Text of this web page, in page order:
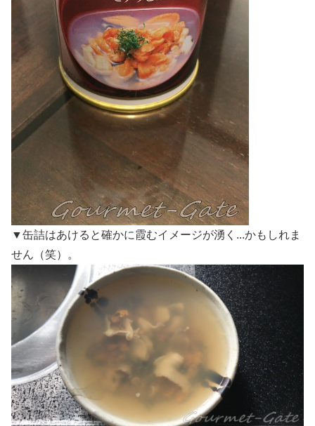
▼缶詰はあけると確かに霞むイメージが湧く...かもしれま
せん（笑）。